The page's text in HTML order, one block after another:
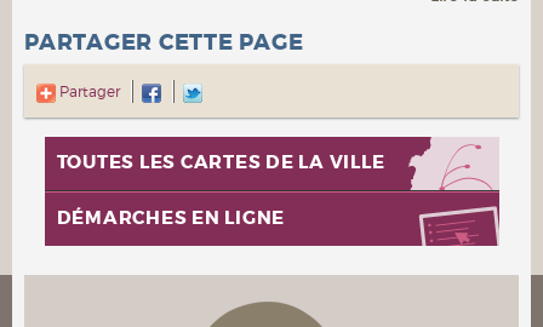
PARTAGER CETTE PAGE
Partager
TOUTES LES CARTES DE LA VILLE
DÉMARCHES EN LIGNE